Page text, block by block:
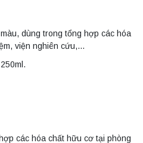
dùng trong tổng hợp các hóa
viện nghiên cứu,…
các hóa chất hữu cơ tại phòng